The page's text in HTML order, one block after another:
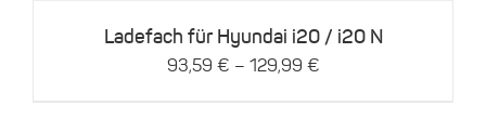
können
auf
Ladefach für Hyundai i20 / i20 N
93,59 € – 129,99 €